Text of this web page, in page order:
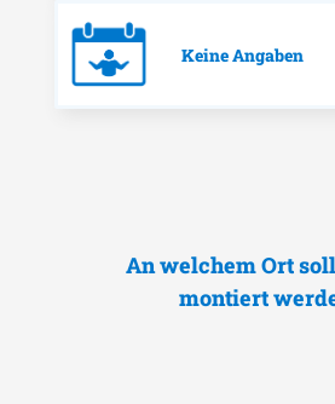
Keine Angaben
An welchem Ort
montiert